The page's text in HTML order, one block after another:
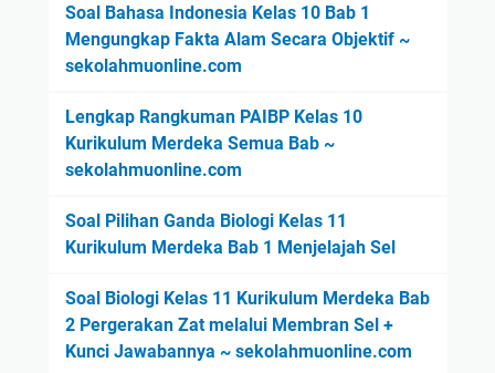
a
~
P
r
t
3
Soal Bahasa Indonesia Kelas 10 Bab 1
Mengungkap Fakta Alam Secara Objektif ~
sekolahmuonline.com
Lengkap Rangkuman PAIBP Kelas 10
Kurikulum Merdeka Semua Bab ~
sekolahmuonline.com
Soal Pilihan Ganda Biologi Kelas 11
Kurikulum Merdeka Bab 1 Menjelajah Sel
Soal Biologi Kelas 11 Kurikulum Merdeka Bab
2 Pergerakan Zat melalui Membran Sel +
Kunci Jawabannya ~ sekolahmuonline.com